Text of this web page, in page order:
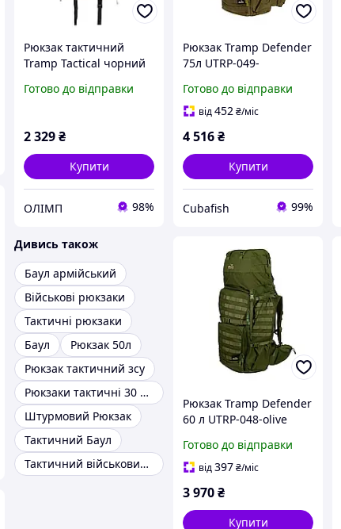
Рюкзак тактичний
Tramp Tactical чорний
Готово до відправки
2 329₴
Купити
ОЛІМП 98%
Рюкзак Tramp Defender
75л UTRP-049-
Готово до відправки
від452₴/міс
4 516₴
Купити
Cubafish 99%
Дивись також
Баул армійський
Військові рюкзаки
Тактичні рюкзаки
Баул
Рюкзак 50л
Рюкзак тактичний зсу
Рюкзаки тактичні 30 літрів
Штурмовий Рюкзак
Тактичний Баул
Тактичний військовий рюкзак
Рюкзак Tramp Defender
60 л UTRP-048-olive
Готово до відправки
від397₴/міс
3 970₴
Купити